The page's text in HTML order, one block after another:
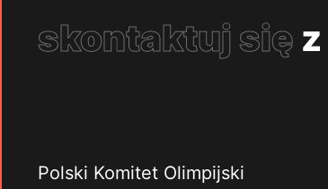
skontaktuj się
Polski Komitet Olimpijski